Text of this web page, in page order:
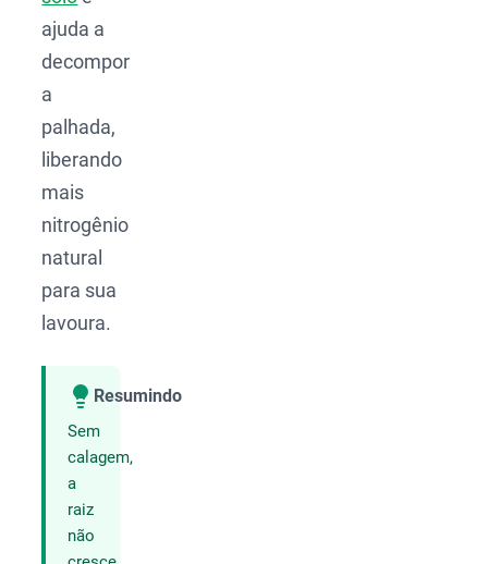
ajuda a
decompor
a
palhada,
liberando
mais
nitrogênio
natural
para sua
lavoura.
Resumindo
Sem
calagem,
a
raiz
não